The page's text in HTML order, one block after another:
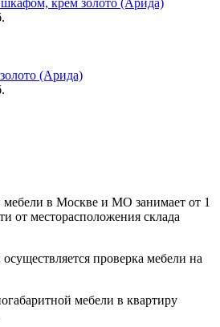
(Арида)
мебели в Москве и МО занимает от 1
от месторасположения склада
проверка мебели на
мебели в квартиру